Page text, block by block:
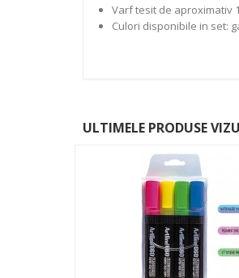
Varf tesit de aproximativ
Culori disponibile in set:
ULTIMELE PRODUSE